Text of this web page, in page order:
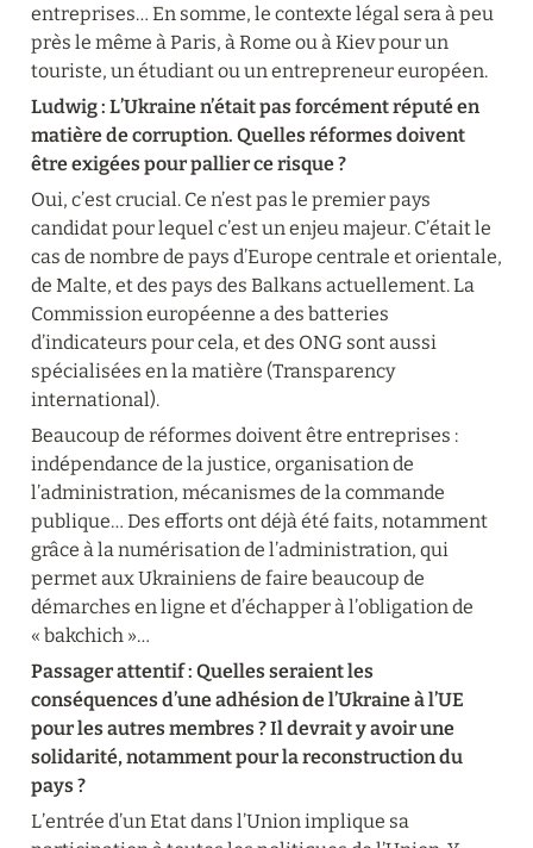
entreprises… En somme, le contexte légal sera à peu
près le même à Paris, à Rome ou à Kiev pour un
touriste, un étudiant ou un entrepreneur européen.
Ludwig : L’Ukraine n’était pas forcément réputé en
matière de corruption. Quelles réformes doivent
être exigées pour pallier ce risque ?
Oui, c’est crucial. Ce n’est pas le premier pays
candidat pour lequel c’est un enjeu majeur. C’était le
cas de nombre de pays d’Europe centrale et orientale,
de Malte, et des pays des Balkans actuellement. La
Commission européenne a des batteries
d’indicateurs pour cela, et des ONG sont aussi
spécialisées en la matière (Transparency
international).
Beaucoup de réformes doivent être entreprises :
indépendance de la justice, organisation de
l’administration, mécanismes de la commande
publique… Des efforts ont déjà été faits, notamment
grâce à la numérisation de l’administration, qui
permet aux Ukrainiens de faire beaucoup de
démarches en ligne et d’échapper à l’obligation de
« bakchich »…
Passager attentif : Quelles seraient les
conséquences d’une adhésion de l’Ukraine à l’UE
pour les autres membres ? Il devrait y avoir une
solidarité, notamment pour la reconstruction du
pays ?
L’entrée d’un Etat dans l’Union implique sa